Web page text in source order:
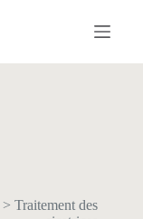
> Traitement des